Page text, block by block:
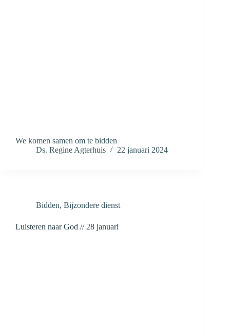
We komen samen om te bidden
Ds. Regine Agterhuis
22 januari 2024
Bidden, Bijzondere dienst
Luisteren naar God // 28 januari